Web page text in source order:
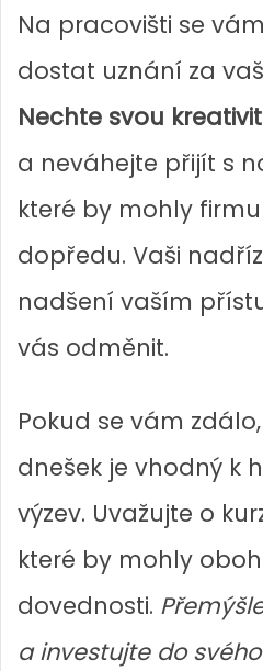
Na pracovišti se
dostat uznání za
Nechte svou
a neváhejte přijít s
které by mohly
dopředu. Vaši
nadšení vaším
vás odměnit.
Pokud se vám
dnešek je vhodný k
výzev. Uvažujte o
které by mohly
dovednosti.
a investujte do